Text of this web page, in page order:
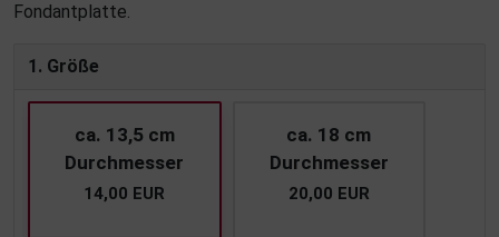
Fondantplatte.
1. Größe
ca. 13,5 cm
Durchmesser
14,00 EUR
ca. 18 cm
Durchmesser
20,00 EUR